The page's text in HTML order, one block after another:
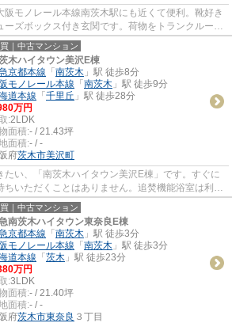
阪モノレール本線南茨木駅にも近くて便利。靴好き
ーズボックス付き玄関です。荷物をトランクルーム
面積が69.08平米以上...
｜中古マンション
木ハイタウン美沢E棟
京都本線 「 南茨木 」駅 徒歩8分
モノレール本線 「 南茨木 」駅 徒歩9分
道本線 「 千里丘 」駅 徒歩28分
万円
:2LDK
面積:- / 21.43坪
面積:- / -
府茨木市美沢町
たい、「南茨木ハイタウン美沢E棟」です。すぐに
ちいただくことはありません。追焚機能浴室は利便
損はありません。2駅...
｜中古マンション
南茨木ハイタウン東奈良E棟
京都本線 「 南茨木 」駅 徒歩3分
モノレール本線 「 南茨木 」駅 徒歩3分
道本線 「 茨木 」駅 徒歩23分
万円
:3LDK
面積:- / 21.40坪
面積:- / -
府茨木市東奈良 ３丁目